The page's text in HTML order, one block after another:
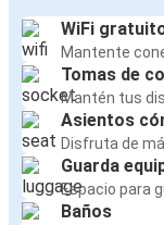
WiFi
Mantente
Tomas de
Mantén tus
Asientos
Disfruta de
Guarda
Espacio para
Baños